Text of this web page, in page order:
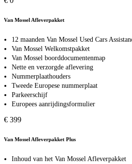
Van Mossel Afleverpakket
12 maanden Van Mossel Used Cars
Van Mossel Welkomstpakket
Van Mossel boorddocumentenmap
Nette en verzorgde aflevering
Nummerplaathouders
Tweede Europese nummerplaat
Parkeerschijf
Europees aanrijdingsformulier
€ 399
Van Mossel Afleverpakket Plus
Inhoud van het Van Mossel Afleverpakket